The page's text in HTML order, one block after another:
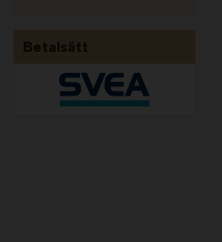
Betalsätt